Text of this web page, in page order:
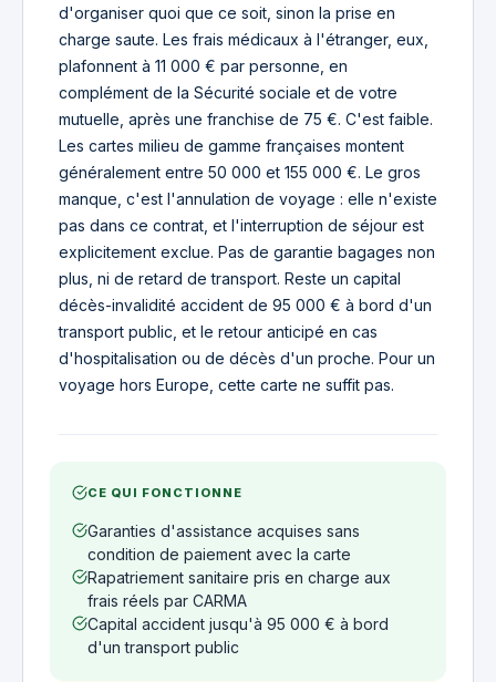
d'organiser quoi que ce soit, sinon la prise en
charge saute. Les frais médicaux à l'étranger, eux,
plafonnent à 11 000 € par personne, en
complément de la Sécurité sociale et de votre
mutuelle, après une franchise de 75 €. C'est faible.
Les cartes milieu de gamme françaises montent
généralement entre 50 000 et 155 000 €. Le gros
manque, c'est l'annulation de voyage : elle n'existe
pas dans ce contrat, et l'interruption de séjour est
explicitement exclue. Pas de garantie bagages non
plus, ni de retard de transport. Reste un capital
décès-invalidité accident de 95 000 € à bord d'un
transport public, et le retour anticipé en cas
d'hospitalisation ou de décès d'un proche. Pour un
voyage hors Europe, cette carte ne suffit pas.
CE QUI FONCTIONNE
Garanties d'assistance acquises sans
condition de paiement avec la carte
Rapatriement sanitaire pris en charge aux
frais réels par CARMA
Capital accident jusqu'à 95 000 € à bord
d'un transport public